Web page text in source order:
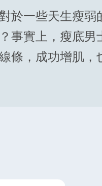
於一些天生瘦弱
事實上，瘦底男
條，成功增肌，